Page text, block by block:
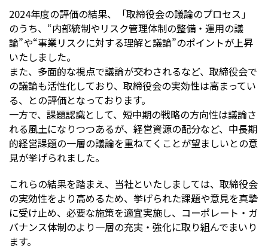
曽田文庫
サイトマップ
ご利用にあたって
2024年度の評価の結果、「取締役会の議論のプロセス」
のうち、“内部統制やリスク管理体制の整備・運用の議
論”や“事業リスクに対する理解と議論”のポイントが上昇
いたしました。
また、多面的な視点で議論が交わされるなど、取締役会で
の議論も活性化しており、取締役会の実効性は高まってい
る、との評価となっております。
一方で、課題認識として、短中期の戦略の方向性は議論さ
れる風土になりつつあるが、経営資源の配分など、中長期
的経営課題の一層の議論を重ねてくことが望ましいとの意
見が挙げられました。
これらの結果を踏まえ、当社といたしましては、取締役会
の実効性をより高めるため、挙げられた課題や意見を真摯
に受け止め、必要な施策を適宜実施し、コーポレート・ガ
バナンス体制のより一層の充実・強化に取り組んでまいり
ます。